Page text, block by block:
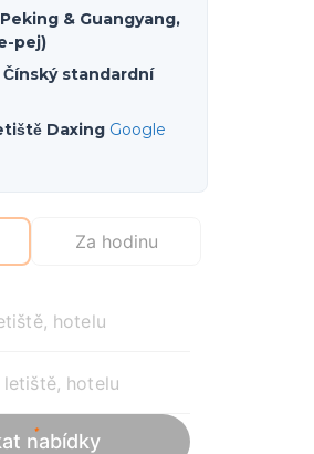
& Guangyang,
pej)
Čínský standardní
Daxing Google